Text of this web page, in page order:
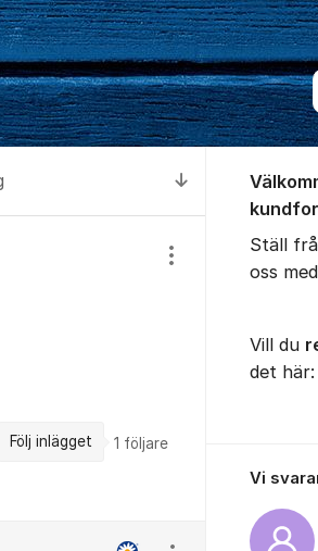
Till senaste
Visa/dölj
Följ inlägget 1 följare
Ställ
oss
Vill du
det här:
Vi